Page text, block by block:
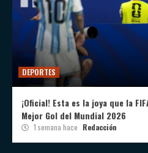
DEPORTES
¡Oficial! Esta es la joya que la
Mejor Gol del Mundial 2026
1 semana hace Redacción